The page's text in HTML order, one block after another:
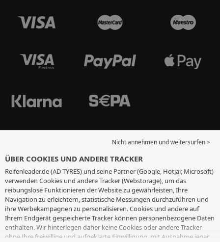
Nicht annehmen und weitersurfen >
ÜBER COOKIES UND ANDERE TRACKER
Reifenleader.de (AD TYRES) und seine Partner (Google, Hotjar, Microsoft)
verwenden Cookies und andere Tracker (Webstorage), um das
reibungslose Funktionieren der Website zu gewährleisten, Ihre
Navigation zu erleichtern, statistische Messungen durchzuführen und
ihre Werbekampagnen zu personalisieren. Cookies und andere auf
Ihrem Endgerät gespeicherte Tracker können personenbezogene Daten
enthalten. Wir hinterlegen daher keine Cookies oder andere Tracker
ohne Ihre freiwillige und aufgeklärte Einwilligung, mit Ausnahme jener,